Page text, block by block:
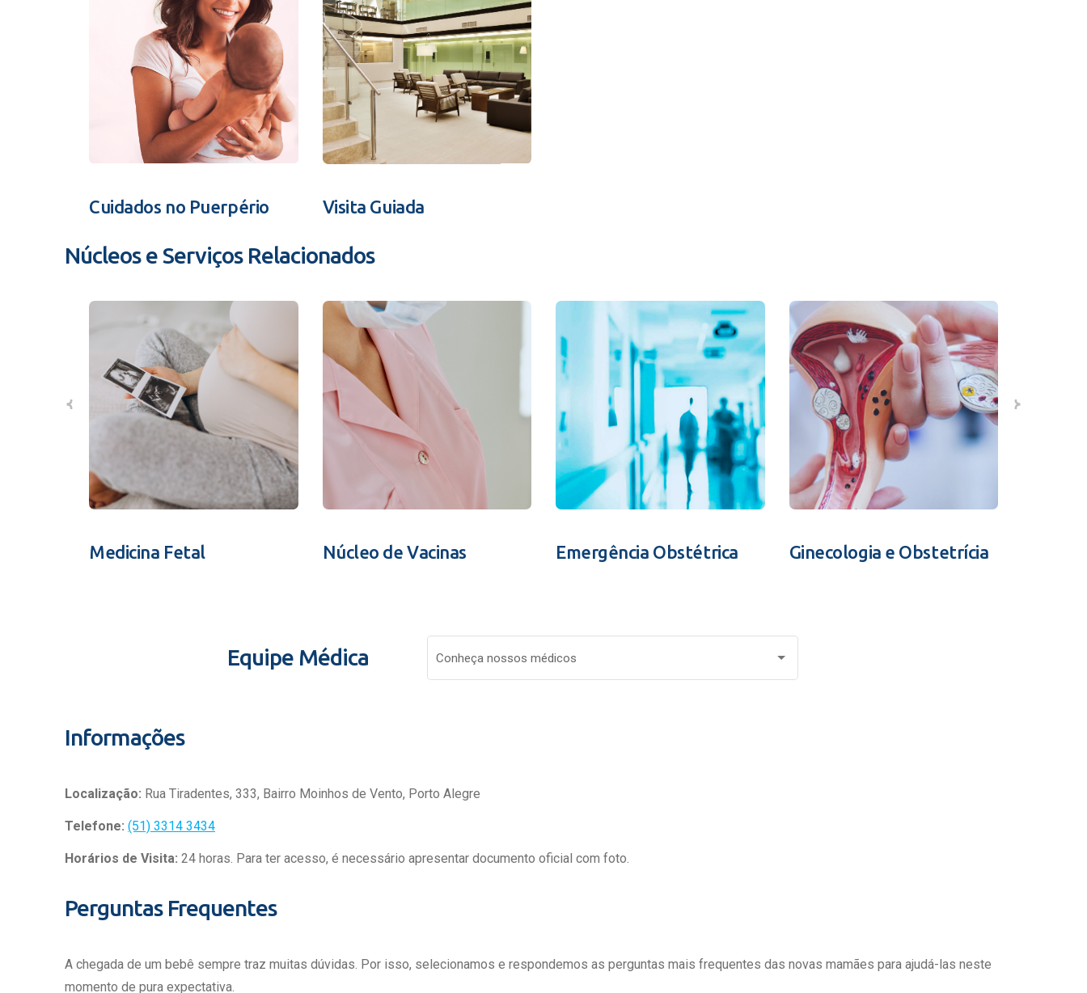
Cuidados no Puerpério Visita Guiada
Núcleos e Serviços Relacionados
Medicina Fetal Núcleo de Vacinas Emergência Obstétrica Ginecologia e Obstetrícia
Equipe Médica Conheça nossos médicos
Informações
Localização: Rua Tiradentes, 333, Bairro Moinhos de Vento, Porto Alegre
Telefone: (51) 3314 3434
Horários de Visita: 24 horas. Para ter acesso, é necessário apresentar documento oficial com foto.
Perguntas Frequentes
A chegada de um bebê sempre traz muitas dúvidas. Por isso, selecionamos e respondemos as perguntas mais frequentes das novas mamães para ajudá-las neste
momento de pura expectativa.